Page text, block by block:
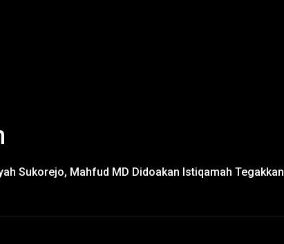
Sukorejo, Mahfud MD Didoakan Istiqamah Tegakkan